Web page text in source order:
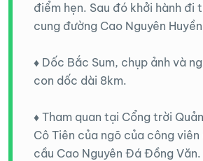
điểm hẹn. Sau đó khởi hành đi
cung đường Cao Nguyên
♦️ Dốc Bắc Sum, chụp ảnh và
con dốc dài 8km.
♦️ Tham quan tại Cổng trời
Cô Tiên của ngõ của công
cầu Cao Nguyên Đá Đồng Văn.